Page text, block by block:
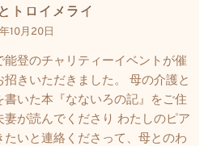
トロイメライ
10月20日
能登のチャリティーイベントが催
招きいただきました。 母の介護と
書いた本『なないろの記』をご住
妻が読んでくださり わたしのピア
たいと連絡くださって、母とのわ